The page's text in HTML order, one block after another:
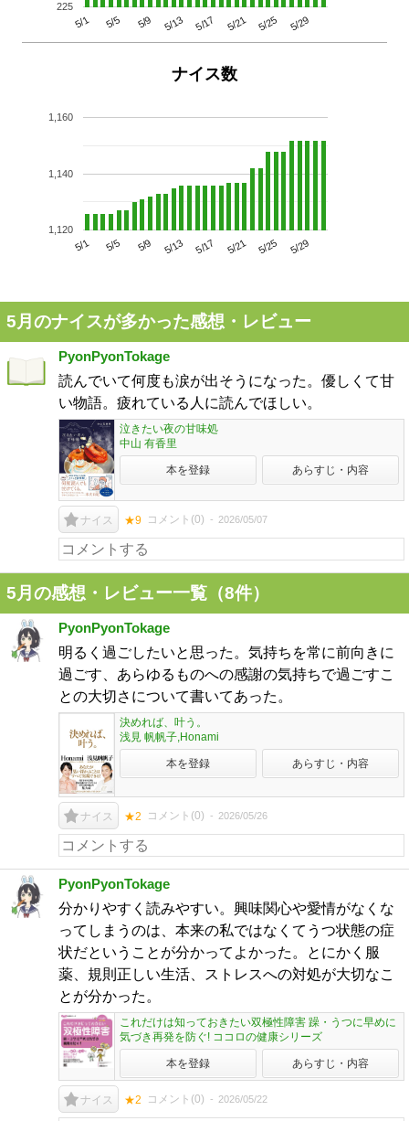
5/1 5/5 5/9 5/13 5/17 5/21 5/25 5/29
225
ナイス数
5/1 5/5 5/9 5/13 5/17 5/21 5/25 5/29
1,120
1,140
1,160
5月のナイスが多かった感想・レビュー
PyonPyonTokage
読んでいて何度も涙が出そうになった。優しくて甘
い物語。疲れている人に読んでほしい。
泣きたい夜の甘味処
中山 有香里
本を登録 あらすじ・内容
ナイス ★9 コメント(0) 2026/05/07
5月の感想・レビュー一覧（8件）
PyonPyonTokage
明るく過ごしたいと思った。気持ちを常に前向きに
過ごす、あらゆるものへの感謝の気持ちで過ごすこ
との大切さについて書いてあった。
決めれば、叶う。
浅見 帆帆子,Honami
本を登録 あらすじ・内容
ナイス ★2 コメント(0) 2026/05/26
PyonPyonTokage
分かりやすく読みやすい。興味関心や愛情がなくな
ってしまうのは、本来の私ではなくてうつ状態の症
状だということが分かってよかった。とにかく服
薬、規則正しい生活、ストレスへの対処が大切なこ
とが分かった。
これだけは知っておきたい双極性障害 躁・うつに早めに
気づき再発を防ぐ! ココロの健康シリーズ
本を登録 あらすじ・内容
ナイス ★2 コメント(0) 2026/05/22